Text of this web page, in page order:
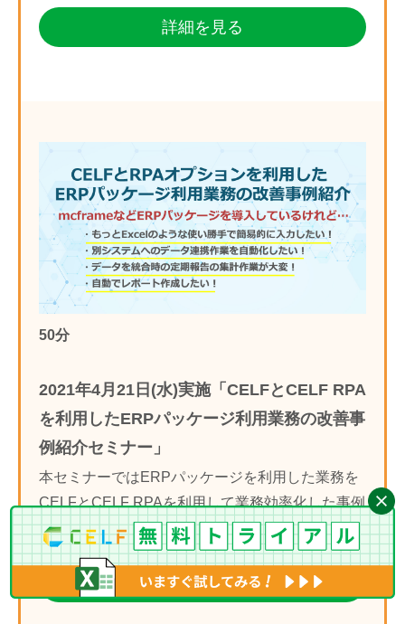
詳細を見る
50分
2021年4月21日(水)実施「CELFとCELF RPA
を利用したERPパッケージ利用業務の改善事
例紹介セミナー」
本セミナーではERPパッケージを利用した業務を
CELFとCELF RPAを利用して業務効率化した事例
についてご紹介します。
詳細を見る